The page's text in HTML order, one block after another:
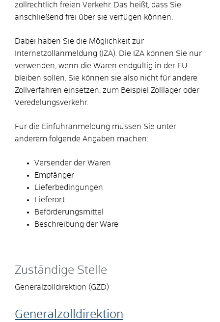
zollrechtlich freien Verkehr. Das heißt, dass Sie
anschließend frei über sie verfügen können.
Dabei haben Sie die Möglichkeit zur
Internetzollanmeldung (IZA). Die IZA können Sie nur
verwenden, wenn die Waren endgültig in der EU
bleiben sollen. Sie können sie also nicht für andere
Zollverfahren einsetzen, zum Beispiel Zolllager oder
Veredelungsverkehr.
Für die Einfuhranmeldung müssen Sie unter
anderem folgende Angaben machen:
Versender der Waren
Empfänger
Lieferbedingungen
Lieferort
Beförderungsmittel
Beschreibung der Ware
Zuständige Stelle
Generalzolldirektion (GZD)
Generalzolldirektion